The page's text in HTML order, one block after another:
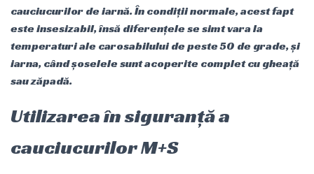
cauciucurilor de iarnă. În condiții normale, acest fapt
este insesizabil, însă diferențele se simt vara la
temperaturi ale carosabilului de peste 50 de grade, și
iarna, când șoselele sunt acoperite complet cu gheață
sau zăpadă.
Utilizarea în siguranță a
cauciucurilor M+S